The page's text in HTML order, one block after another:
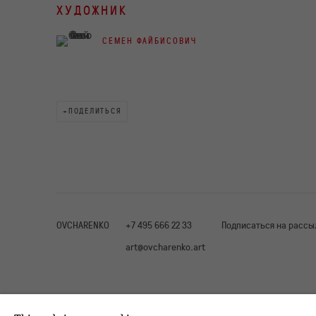
ХУДОЖНИК
СЕМЕН ФАЙБИСОВИЧ
ПОДЕЛИТЬСЯ
OVCHARENKO
+7 495 666 22 33
art@ovcharenko.art
Подписаться на
ACCESSIBILITY POLICY MANAGE COOKIES